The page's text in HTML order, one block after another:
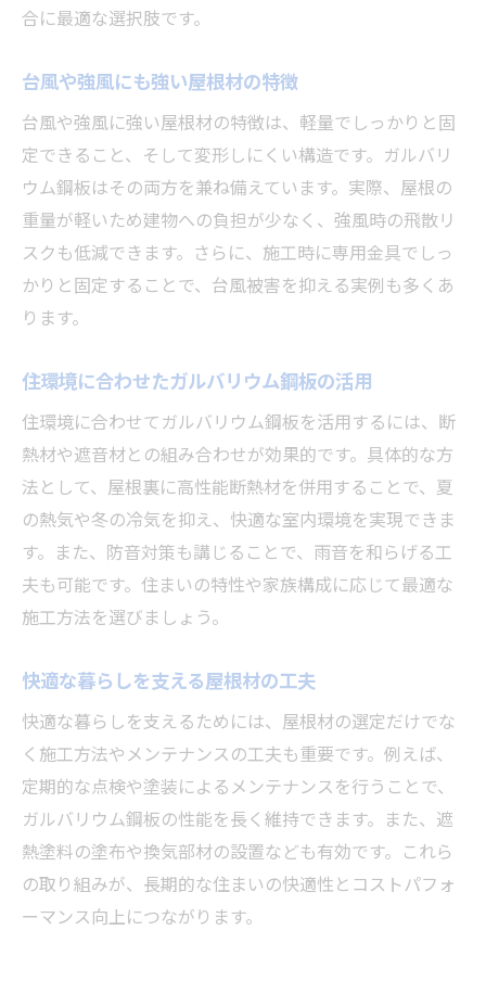
合に最適な選択肢です。
台風や強風にも強い屋根材の特徴
台風や強風に強い屋根材の特徴は、軽量でしっかりと固
定できること、そして変形しにくい構造です。ガルバリ
ウム鋼板はその両方を兼ね備えています。実際、屋根の
重量が軽いため建物への負担が少なく、強風時の飛散リ
スクも低減できます。さらに、施工時に専用金具でしっ
かりと固定することで、台風被害を抑える実例も多くあ
ります。
住環境に合わせたガルバリウム鋼板の活用
住環境に合わせてガルバリウム鋼板を活用するには、断
熱材や遮音材との組み合わせが効果的です。具体的な方
法として、屋根裏に高性能断熱材を併用することで、夏
の熱気や冬の冷気を抑え、快適な室内環境を実現できま
す。また、防音対策も講じることで、雨音を和らげる工
夫も可能です。住まいの特性や家族構成に応じて最適な
施工方法を選びましょう。
快適な暮らしを支える屋根材の工夫
快適な暮らしを支えるためには、屋根材の選定だけでな
く施工方法やメンテナンスの工夫も重要です。例えば、
定期的な点検や塗装によるメンテナンスを行うことで、
ガルバリウム鋼板の性能を長く維持できます。また、遮
熱塗料の塗布や換気部材の設置なども有効です。これら
の取り組みが、長期的な住まいの快適性とコストパフォ
ーマンス向上につながります。